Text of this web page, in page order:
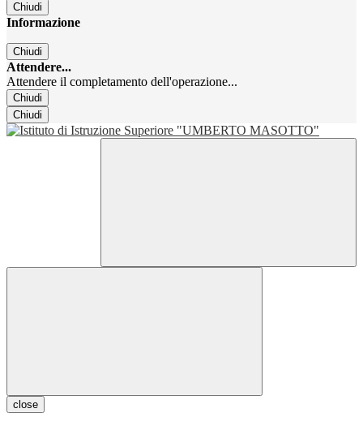
Chiudi
Informazione
Chiudi
Attendere...
Attendere il completamento dell'operazione...
Chiudi
Chiudi
close